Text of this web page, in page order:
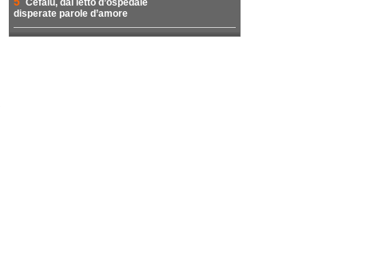
Cefalù, dal letto d’ospedale
disperate parole d’amore